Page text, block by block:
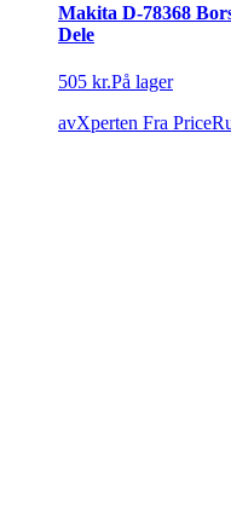
Makita D-78368
Dele
505 kr.På lager
avXperten Fra